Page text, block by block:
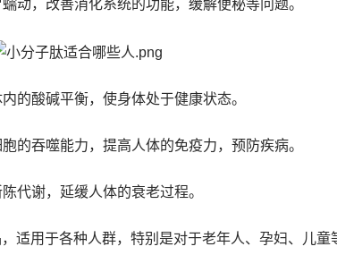
动，改善消化系统的功能，缓解便秘等问题。
的酸碱平衡，使身体处于健康状态。
的吞噬能力，提高人体的免疫力，预防疾病。
代谢，延缓人体的衰老过程。
适用于各种人群，特别是对于老年人、孕妇、儿童